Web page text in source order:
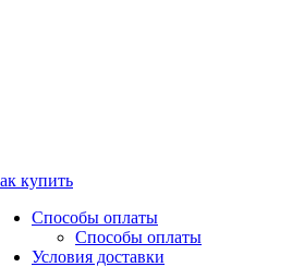
купить
Способы оплаты
Способы оплаты
Условия доставки